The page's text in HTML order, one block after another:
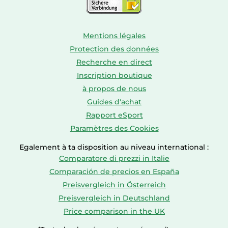
Mentions légales
Protection des données
Recherche en direct
Inscription boutique
à propos de nous
Guides d'achat
Rapport eSport
Paramètres des Cookies
Egalement à ta disposition au niveau international :
Comparatore di prezzi in Italie
Comparación de precios en España
Preisvergleich in Österreich
Preisvergleich in Deutschland
Price comparison in the UK